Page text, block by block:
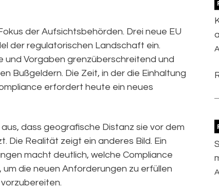
der Aufsichtsbehörden. Drei neue EU
der regulatorischen Landschaft ein.
und Vorgaben grenzüberschreitend und
Bußgeldern. Die Zeit, in der die Einhaltung
erfordert heute ein neues
dass geografische Distanz sie vor dem
Die Realität zeigt ein anderes Bild. Ein
macht deutlich, welche Compliance
die neuen Anforderungen zu erfüllen